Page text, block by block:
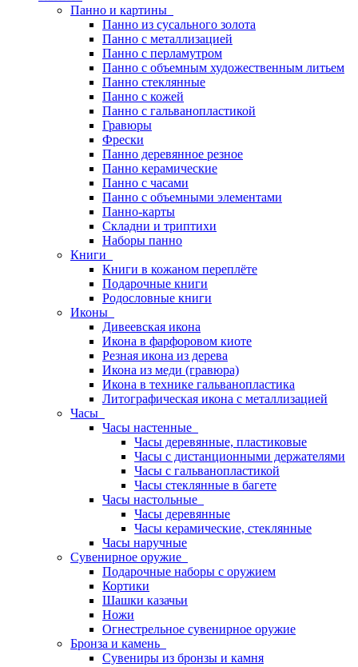
Панно и картины
Панно из сусального золота
Панно с металлизацией
Панно с перламутром
Панно с объемным художественным литьем
Панно стеклянные
Панно с кожей
Панно с гальванопластикой
Гравюры
Фрески
Панно деревянное резное
Панно керамические
Панно с часами
Панно с объемными элементами
Панно-карты
Складни и триптихи
Наборы панно
Книги
Книги в кожаном переплёте
Подарочные книги
Родословные книги
Иконы
Дивеевская икона
Икона в фарфоровом киоте
Резная икона из дерева
Икона из меди (гравюра)
Икона в технике гальванопластика
Литографическая икона с металлизацией
Часы
Часы настенные
Часы деревянные, пластиковые
Часы с дистанционными держателями
Часы с гальванопластикой
Часы стеклянные в багете
Часы настольные
Часы деревянные
Часы керамические, стеклянные
Часы наручные
Сувенирное оружие
Подарочные наборы с оружием
Кортики
Шашки казачьи
Ножи
Огнестрельное сувенирное оружие
Бронза и камень
Сувениры из бронзы и камня